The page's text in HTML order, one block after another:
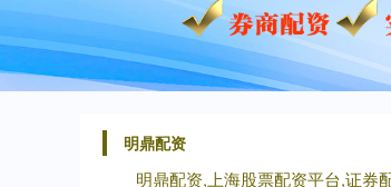
明鼎配资
明鼎配资,上海股票配资平台,证券